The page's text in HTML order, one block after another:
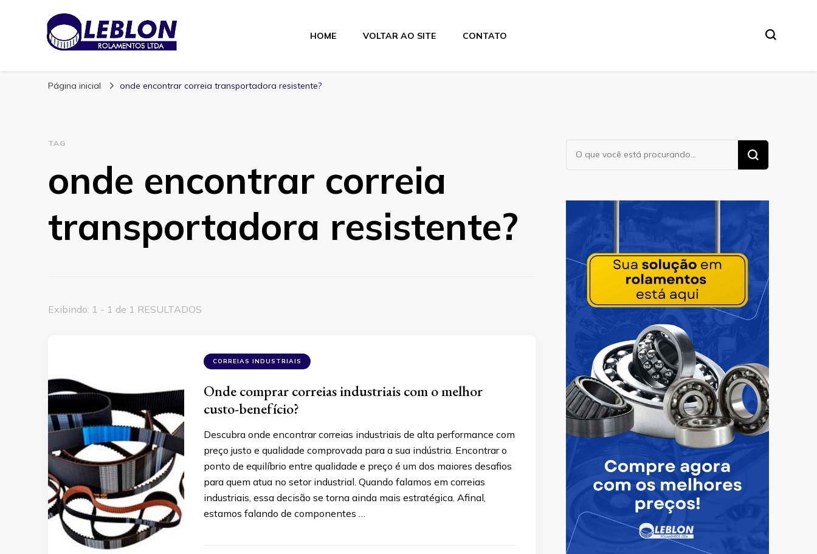
Blog | Leblon Rolamentos
HOME VOLTAR AO SITE CONTATO
Página inicial onde encontrar correia transportadora resistente?
TAG
onde encontrar correia
transportadora resistente?
Exibindo: 1 - 1 de 1 RESULTADOS
CORREIAS INDUSTRIAIS
Onde comprar correias industriais com o melhor
custo-benefício?
Descubra onde encontrar correias industriais de alta performance com
preço justo e qualidade comprovada para a sua indústria. Encontrar o
ponto de equilíbrio entre qualidade e preço é um dos maiores desafios
para quem atua no setor industrial. Quando falamos em correias
industriais, essa decisão se torna ainda mais estratégica. Afinal,
estamos falando de componentes …
Procurando
algo?